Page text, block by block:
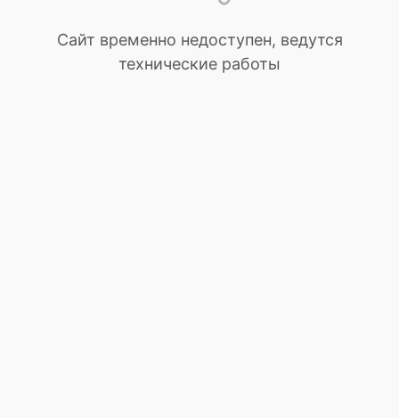
Сайт временно недоступен, ведутся
технические работы